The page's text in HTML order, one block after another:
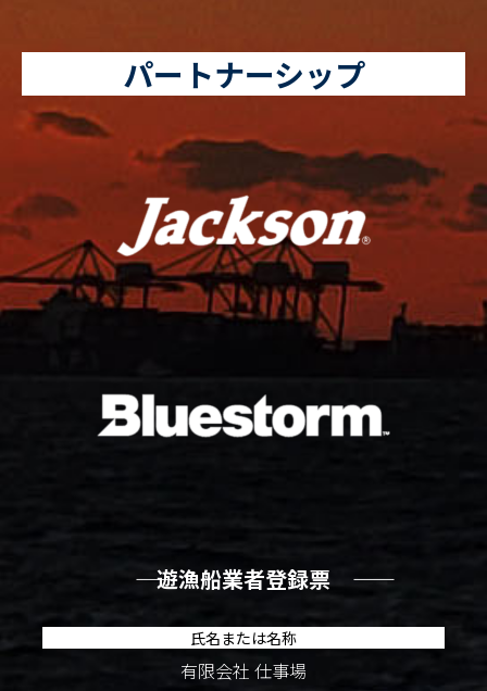
パートナーシップ
―― 遊漁船業者登録票 ――
氏名または名称
有限会社 仕事場